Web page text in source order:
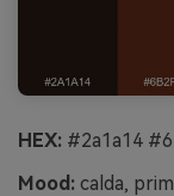
HEX: #2a1a14
Mood: calda,